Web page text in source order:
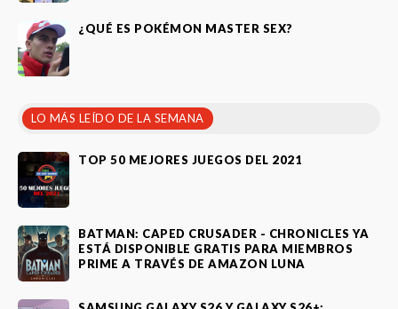
¿QUÉ ES POKÉMON MASTER SEX?
LO MÁS LEÍDO DE LA SEMANA
TOP 50 MEJORES JUEGOS DEL 2021
BATMAN: CAPED CRUSADER - CHRONICLES YA
ESTÁ DISPONIBLE GRATIS PARA MIEMBROS
PRIME A TRAVÉS DE AMAZON LUNA